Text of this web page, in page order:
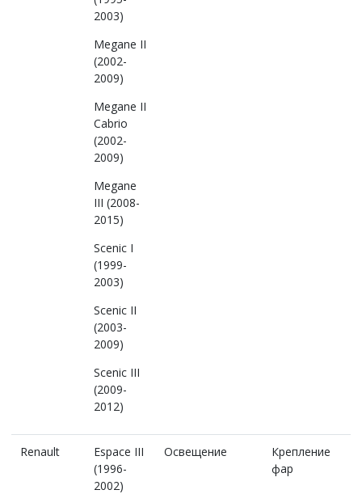
2003)
Megane II
(2002-
2009)
Megane II
Cabrio
(2002-
2009)
Megane
III (2008-
2015)
Scenic I
(1999-
2003)
Scenic II
(2003-
2009)
Scenic III
(2009-
2012)
Renault
Espace III
(1996-
2002)
Освещение
Крепление
фар